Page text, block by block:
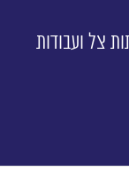
צל ועבודות